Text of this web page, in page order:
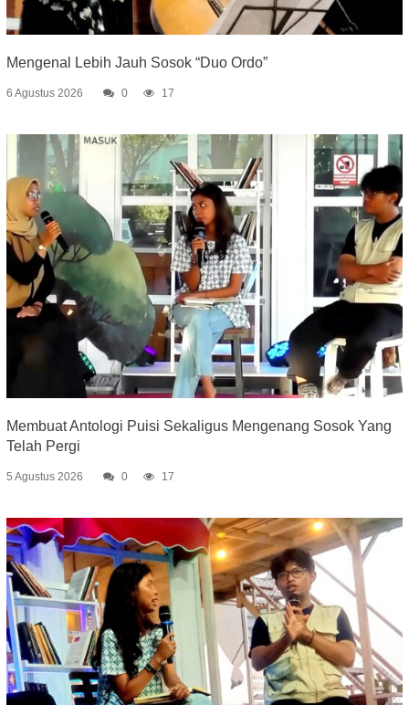
Mengenal Lebih Jauh Sosok “Duo Ordo”
6 Agustus 2026 0 17
Membuat Antologi Puisi Sekaligus Mengenang Sosok Yang
Telah Pergi
5 Agustus 2026 0 17